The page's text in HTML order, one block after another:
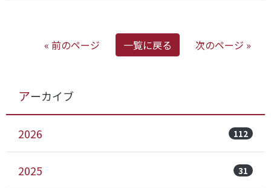
« 前のページ 一覧に戻る 次のページ »
アーカイブ
2026 112
2025 31